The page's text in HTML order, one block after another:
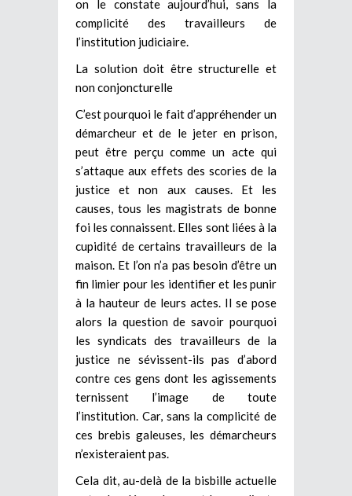
on le constate aujourd’hui, sans la
complicité des travailleurs de
l’institution judiciaire.
La solution doit être structurelle et
non conjoncturelle
C’est pourquoi le fait d’appréhender un
démarcheur et de le jeter en prison,
peut être perçu comme un acte qui
s’attaque aux effets des scories de la
justice et non aux causes. Et les
causes, tous les magistrats de bonne
foi les connaissent. Elles sont liées à la
cupidité de certains travailleurs de la
maison. Et l’on n’a pas besoin d’être un
fin limier pour les identifier et les punir
à la hauteur de leurs actes. Il se pose
alors la question de savoir pourquoi
les syndicats des travailleurs de la
justice ne sévissent-ils pas d’abord
contre ces gens dont les agissements
ternissent l’image de toute
l’institution. Car, sans la complicité de
ces brebis galeuses, les démarcheurs
n’existeraient pas.
Cela dit, au-delà de la bisbille actuelle